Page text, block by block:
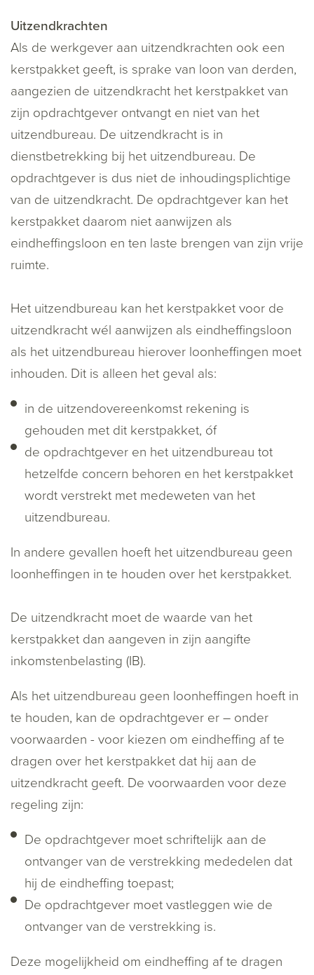
Uitzendkrachten
Als de werkgever aan uitzendkrachten ook een
kerstpakket geeft, is sprake van loon van derden,
aangezien de uitzendkracht het kerstpakket van
zijn opdrachtgever ontvangt en niet van het
uitzendbureau. De uitzendkracht is in
dienstbetrekking bij het uitzendbureau. De
opdrachtgever is dus niet de inhoudingsplichtige
van de uitzendkracht. De opdrachtgever kan het
kerstpakket daarom niet aanwijzen als
eindheffingsloon en ten laste brengen van zijn vrije
ruimte.
Het uitzendbureau kan het kerstpakket voor de
uitzendkracht wél aanwijzen als eindheffingsloon
als het uitzendbureau hierover loonheffingen moet
inhouden. Dit is alleen het geval als:
in de uitzendovereenkomst rekening is
gehouden met dit kerstpakket, óf
de opdrachtgever en het uitzendbureau tot
hetzelfde concern behoren en het kerstpakket
wordt verstrekt met medeweten van het
uitzendbureau.
In andere gevallen hoeft het uitzendbureau geen
loonheffingen in te houden over het kerstpakket.
De uitzendkracht moet de waarde van het
kerstpakket dan aangeven in zijn aangifte
inkomstenbelasting (IB).
Als het uitzendbureau geen loonheffingen hoeft in
te houden, kan de opdrachtgever er – onder
voorwaarden - voor kiezen om eindheffing af te
dragen over het kerstpakket dat hij aan de
uitzendkracht geeft. De voorwaarden voor deze
regeling zijn:
De opdrachtgever moet schriftelijk aan de
ontvanger van de verstrekking mededelen dat
hij de eindheffing toepast;
De opdrachtgever moet vastleggen wie de
ontvanger van de verstrekking is.
Deze mogelijkheid om eindheffing af te dragen